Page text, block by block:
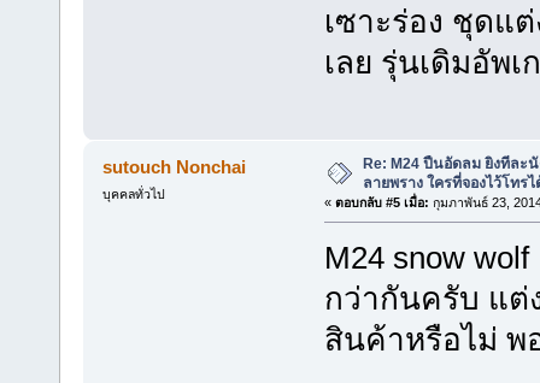
เซาะร่อง ชุดแ
เลย รุ่นเดิมอัพ
sutouch Nonchai
บุคคลทั่วไป
Re: M24 ปืนอัดลม ยิงทีละ
ลายพราง ใครที่จองไว้โทร
« ตอบกลับ #5 เมื่อ: กุมภาพันธ์ 23,
M24 snow
กว่ากันครับ แต่
สินค้าหรือไม่ พ